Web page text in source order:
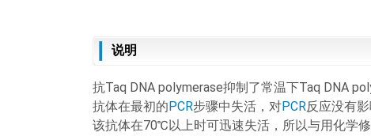
说明
抗Taq DNA polymerase抑制了常温下Taq DNA
抗体在最初的PCR步骤中失活，对PCR反应没有影
该抗体在70℃以上时可迅速失活，所以与用化学